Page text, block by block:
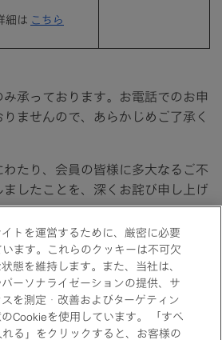
細はこちら
承っております。お電話でのお申
ませんので、あらかじめご了承く
たり、会員の皆様に多大なるご不
したことを、深くお詫び申し上げ
テム環境の安定化および品質向上
により安心してご利用いただける
いります。
うお願い申し上げます。
トを運営するために、厳密に必要
ます。これらのクッキーは不可欠
態を維持します。また、当社は、
ーソナライゼーションの提供、サ
を測定・改善およびターゲティン
Cookieを使用しています。 「すべ
る」をクリックすると、お客様の